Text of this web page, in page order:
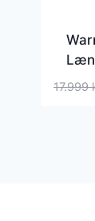
17.999